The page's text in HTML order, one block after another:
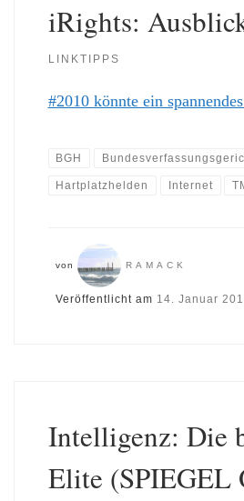
iRights:
LINKTIPPS
#2010 könnte ein
BGH
Hartplatzhelden Internet
von RAMACK
Veröffentlicht am 14. Januar
Intelligenz: Die
Elite (SPIEGEL